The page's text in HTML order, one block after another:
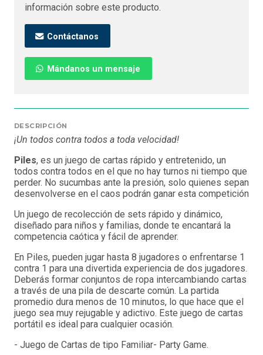
información sobre este producto.
Contáctanos
Mándanos un mensaje
DESCRIPCIÓN
¡Un todos contra todos a toda velocidad!
Piles, es un juego de cartas rápido y entretenido, un
todos contra todos en el que no hay turnos ni tiempo que
perder. No sucumbas ante la presión, solo quienes sepan
desenvolverse en el caos podrán ganar esta competición
Un juego de recolección de sets rápido y dinámico,
diseñado para niños y familias, donde te encantará la
competencia caótica y fácil de aprender.
En Piles, pueden jugar hasta 8 jugadores o enfrentarse 1
contra 1 para una divertida experiencia de dos jugadores.
Deberás formar conjuntos de ropa intercambiando cartas
a través de una pila de descarte común. La partida
promedio dura menos de 10 minutos, lo que hace que el
juego sea muy rejugable y adictivo. Este juego de cartas
portátil es ideal para cualquier ocasión.
- Juego de Cartas de tipo Familiar- Party Game.